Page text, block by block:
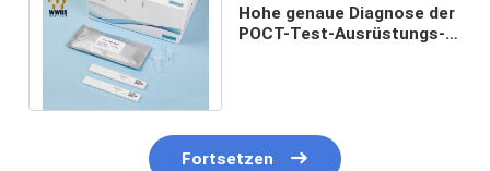
Hohe genaue Diagnose der
POCT-Test-Ausrüstungs-
Fortsetzen